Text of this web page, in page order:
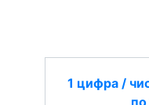
1 цифра /